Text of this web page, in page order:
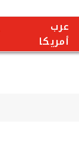
عرب
أمريكا